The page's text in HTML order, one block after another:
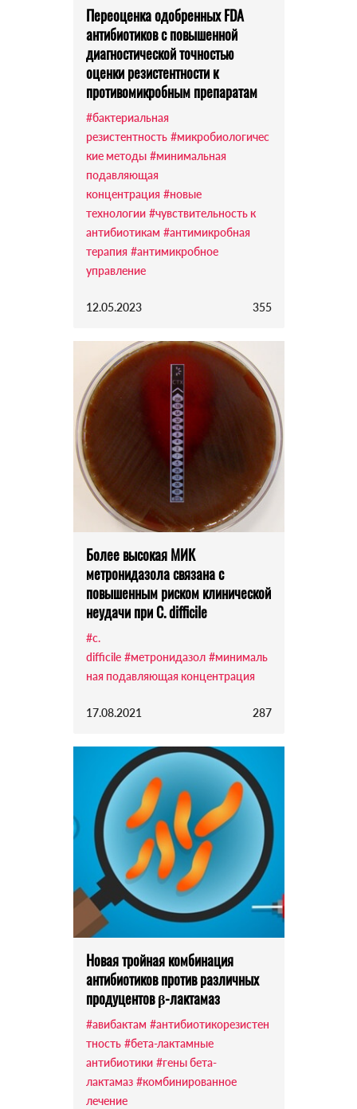
Переоценка одобренных FDA
антибиотиков с повышенной
диагностической точностью
оценки резистентности к
противомикробным препаратам
#бактериальная
резистентность #микробиологичес
кие методы #минимальная
подавляющая
концентрация #новые
технологии #чувствительность к
антибиотикам #антимикробная
терапия #антимикробное
управление
12.05.2023 355
Более высокая МИК
метронидазола связана с
повышенным риском клинической
неудачи при C. difficile
#c.
difficile #метронидазол #минималь
ная подавляющая концентрация
17.08.2021 287
Новая тройная комбинация
антибиотиков против различных
продуцентов β-лактамаз
#авибактам #антибиотикорезистен
тность #бета-лактамные
антибиотики #гены бета-
лактамаз #комбинированное
лечение